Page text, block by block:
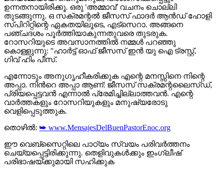
ഉന്നതനായിരിക്കൂ. ഒരു 'അമ്മാവ്' വചനം ചൊല്ലി
തുടങ്ങുന്നു. ഒ സക്രമന്റൽ ജീസസ് ഫാദർ ആൻഡ് ഹോളി
സ്പിറിറ്റിന്റെ ഏകതയിലൂടെ, എട്സെറാ. അങ്ങനെ
പഞ്ചദശം പൂർത്തിയാകുന്നതുവരെ തുടരുക.
റോസറിയുടെ അവസാനത്തിൽ നമ്മൾ പറഞ്ഞു
കൊള്ളുന്നു: "ഹാർട്ട് ഓഫ് ജീസസ് ഇൻ യു ഐ ട്രസ്റ്റ്,
ഗിവ് ഹിം പീസ്.
എന്നോടും അനുഗൃഹീകരിക്കുക എന്റെ മനസ്സിനെ നിന്റെ
അപ്പാ. നിൻറെ അപ്പാ ആണ്: ജീസസ് സക്രമന്റലൈസ്ഡ്,
പ്രിയപ്പെട്ടവൻ എന്നാൽ പ്രേമിച്ചില്ലാത്തവൻ. എന്റെ
വാർത്തകളും റോസറിയുകളും മനുഷ്യരോടു
വെളിപ്പെടുത്തുക.
തൊഴിൽ: ➥ www.MensajesDelBuenPastorEnoc.org
ഈ വെബ്സൈറ്റിലെ പാഠ്യം സ്വയം പരിവർത്തനം
ചെയ്യപ്പെട്ടിരിക്കുന്നു. തെളിവുകൾക്കും ഇംഗ്ലീഷ്
പരിഭാഷയ്ക്കുമായി സഹിക്കുക